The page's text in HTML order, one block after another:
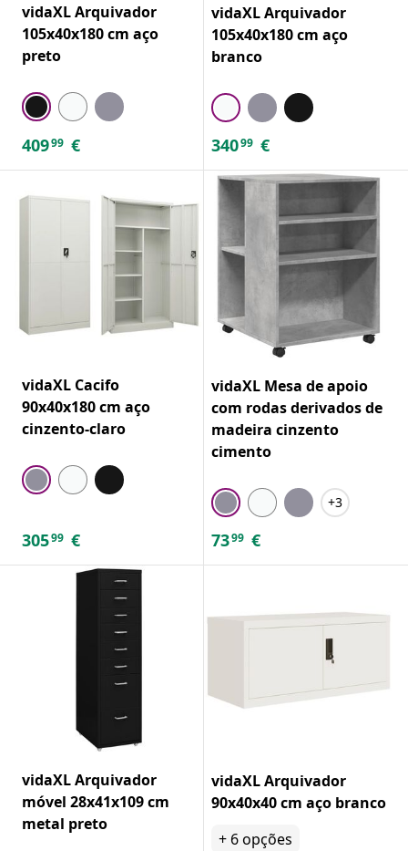
vidaXL Arquivador
105x40x180 cm aço
preto
40999 €
vidaXL Arquivador
105x40x180 cm aço
branco
34099 €
vidaXL Cacifo
90x40x180 cm aço
cinzento-claro
30599 €
vidaXL Mesa de apoio
com rodas derivados de
madeira cinzento
cimento
+3
7399 €
vidaXL Arquivador
móvel 28x41x109 cm
metal preto
vidaXL Arquivador
90x40x40 cm aço branco
+ 6opções